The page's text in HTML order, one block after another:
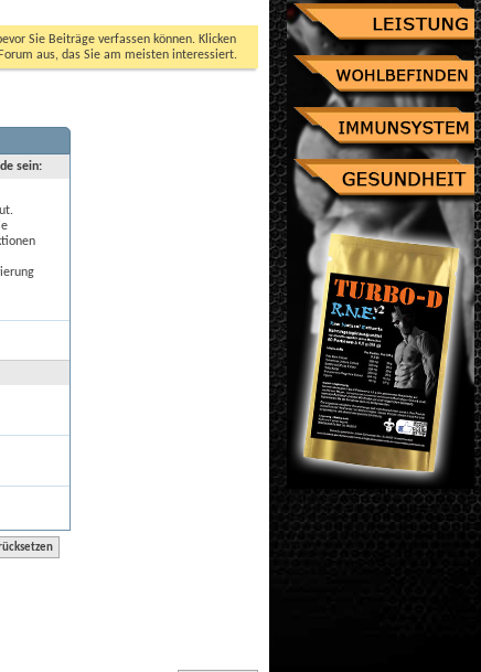
Sie Beiträge verfassen können. Klicken
aus, das Sie am meisten interessiert.
sein: